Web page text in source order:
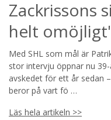
Zackrissons
helt
Med SHL som mål är
stor intervju öppnar nu
avskedet för ett år sedan
beror på vart fö …
Läs hela artikeln >>